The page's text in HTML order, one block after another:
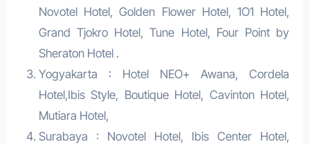
Novotel Hotel, Golden Flower Hotel, 1O1 Hotel,
Grand Tjokro Hotel, Tune Hotel, Four Point by
Sheraton Hotel .
Yogyakarta : Hotel NEO+ Awana, Cordela
Hotel,Ibis Style, Boutique Hotel, Cavinton Hotel,
Mutiara Hotel,
Surabaya : Novotel Hotel, Ibis Center Hotel,